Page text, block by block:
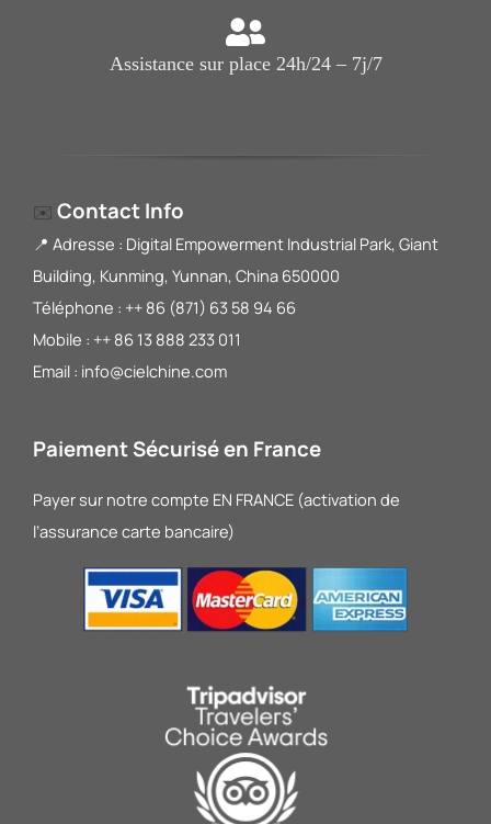
Assistance sur place 24h/24 – 7j/7
✉️ Contact Info
📍 Adresse : Digital Empowerment Industrial Park, Giant
Building, Kunming, Yunnan, China 650000
Téléphone : ++ 86 (871) 63 58 94 66
Mobile : ++ 86 13 888 233 011
Email : info@cielchine.com
Paiement Sécurisé en France
Payer sur notre compte EN FRANCE (activation de
l’assurance carte bancaire)